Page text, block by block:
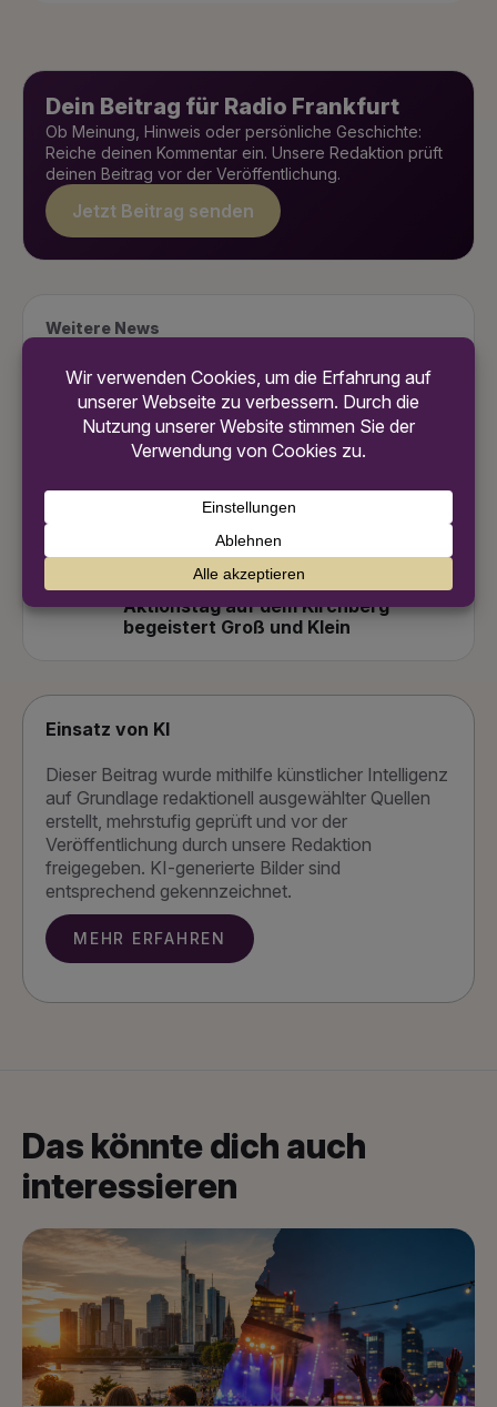
Dein Beitrag für Radio Frankfurt
Ob Meinung, Hinweis oder persönliche Geschichte:
Reiche deinen Kommentar ein. Unsere Redaktion prüft
deinen Beitrag vor der Veröffentlichung.
Jetzt Beitrag senden
Weitere News
Frankfurter Festival-Sommer: „Mega
geil, aber ein bisschen schade“ – O-
Töne direkt vom Mainufer
8. August 2026
Eintracht weiter von Champions
League träumen
8. August 2026
Sossenheim kann nachhaltig:
Aktionstag auf dem Kirchberg
begeistert Groß und Klein
Einsatz von KI
Dieser Beitrag wurde mithilfe künstlicher Intelligenz
auf Grundlage redaktionell ausgewählter Quellen
erstellt, mehrstufig geprüft und vor der
Veröffentlichung durch unsere Redaktion
freigegeben. KI-generierte Bilder sind
entsprechend gekennzeichnet.
MEHR ERFAHREN
Das könnte dich auch
interessieren